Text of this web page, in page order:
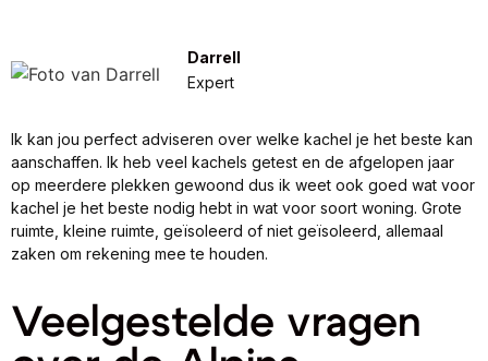
Darrell
Expert
Ik kan jou perfect adviseren over welke kachel je het beste kan
aanschaffen. Ik heb veel kachels getest en de afgelopen jaar
op meerdere plekken gewoond dus ik weet ook goed wat voor
kachel je het beste nodig hebt in wat voor soort woning. Grote
ruimte, kleine ruimte, geïsoleerd of niet geïsoleerd, allemaal
zaken om rekening mee te houden.
Veelgestelde vragen